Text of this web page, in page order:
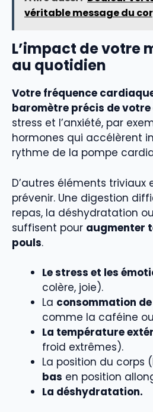
véritable message du
L’impact de votre
au quotidien
Votre fréquence
baromètre précis de
stress et l’anxiété, par
hormones qui accélèrent
rythme de la pompe
D’autres éléments triviaux
prévenir. Une digestion
repas, la déshydratation
suffisent pour augmenter
pouls.
Le stress et les
colère, joie).
La consommation
comme la caféine
La température
froid extrêmes).
La position du corps (
bas en position
La déshydratation.